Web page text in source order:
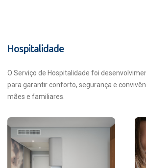
Hospitalidade
O Serviço de Hospitalidade foi
para garantir conforto, segurança e
mães e familiares.